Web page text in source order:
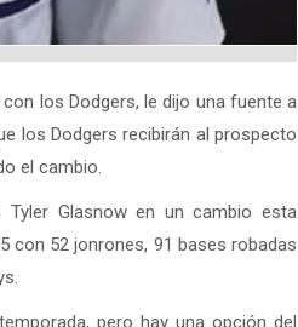
los Dodgers, le dijo una fuente a
los Dodgers recibirán al prospecto
el cambio.
Glasnow en un cambio esta
con 52 jonrones, 91 bases robadas
pero hay una opción del